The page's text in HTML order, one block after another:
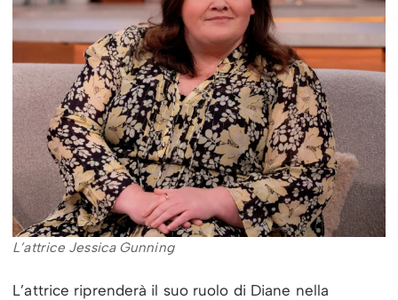
L’attrice Jessica Gunning
L’attrice riprenderà il suo ruolo di Diane nella